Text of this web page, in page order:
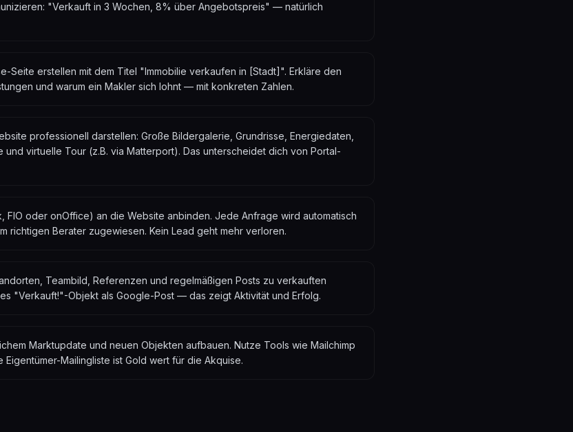
"Verkauft in 3 Wochen, 8% über Angebotspreis" — natürlich
Seite erstellen mit dem Titel "Immobilie verkaufen in [Stadt]". Erkläre den
und warum ein Makler sich lohnt — mit konkreten Zahlen.
professionell darstellen: Große Bildergalerie, Grundrisse, Energiedaten,
und virtuelle Tour (z.B. via Matterport). Das unterscheidet dich von Portal-
FIO oder onOffice) an die Website anbinden. Jede Anfrage wird automatisch
richtigen Berater zugewiesen. Kein Lead geht mehr verloren.
Teambild, Referenzen und regelmäßigen Posts zu verkauften
"Verkauft!"-Objekt als Google-Post — das zeigt Aktivität und Erfolg.
Marktupdate und neuen Objekten aufbauen. Nutze Tools wie Mailchimp
Mailingliste ist Gold wert für die Akquise.